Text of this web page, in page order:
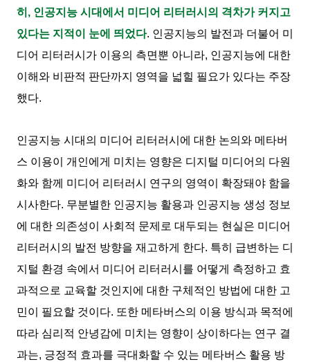
히, 인공지능 시대에서 미디어 리터러시의 격차가 커지고
있다는 지적이 눈에 띄었다. 인공지능의 발전과 더불어 미
디어 리터러시가 이용의 측면뿐 아니라, 인공지능에 대한
이해와 비판적 판단까지 영역을 넓힐 필요가 있다는 주장
했다.
인공지능 시대의 미디어 리터러시에 대한 논의와 메타버
스 이용이 개인에게 미치는 영향은 디지털 미디어의 다원
화와 함께 미디어 리터러시 연구의 영역이 확장돼야 함을
시사한다. 무분별한 인공지능 활용과 인공지능 생성 정보
에 대한 의존성이 사회적 문제로 대두되는 현실은 미디어
리터러시의 발전 방향을 재고하게 한다. 특히 급변하는 디
지털 환경 속에서 미디어 리터러시를 어떻게 측정하고 효
과적으로 교육할 것인지에 대한 구체적인 방법에 대한 고
민이 필요할 것이다. 또한 메타버스의 이용 방식과 목적에
따라 심리적 안녕감에 미치는 영향이 상이하다는 연구 결
과는, 긍정적 효과를 극대화할 수 있는 메타버스 활용 방